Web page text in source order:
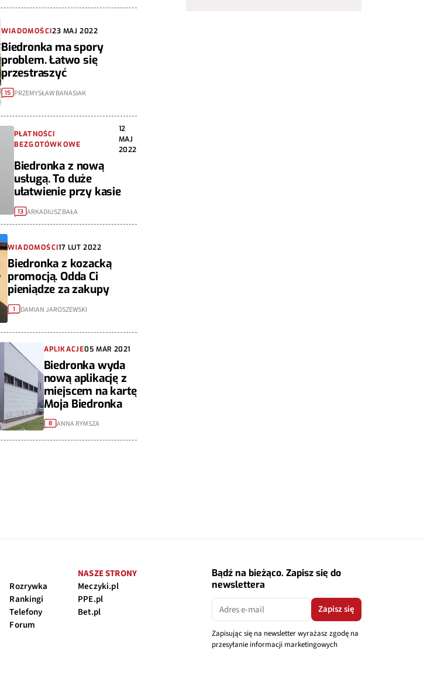
WIADOMOŚCI23 MAJ 2022
Biedronka ma spory
problem. Łatwo się
przestraszyć
15 PRZEMYSŁAW BANASIAK
PŁATNOŚCI
BEZGOTÓWKOWE
12
MAJ
2022
Biedronka z nową
usługą. To duże
ułatwienie przy kasie
13 ARKADIUSZ BAŁA
WIADOMOŚCI17 LUT 2022
Biedronka z kozacką
promocją. Odda Ci
pieniądze za zakupy
1 DAMIAN JAROSZEWSKI
APLIKACJE05 MAR 2021
Biedronka wyda
nową aplikację z
miejscem na kartę
Moja Biedronka
8 ANNA RYMSZA
Rozrywka
Rankingi
Telefony
Forum
NASZE STRONY
Meczyki.pl
PPE.pl
Bet.pl
Bądź na bieżąco. Zapisz się do
newslettera
Zapisz się
Zapisując się na newsletter wyrażasz zgodę na
przesyłanie informacji marketingowych